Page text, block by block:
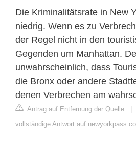
Die Kriminalitätsrate in New
niedrig. Wenn es zu
der Regel nicht in den
Gegenden um Manhattan.
unwahrscheinlich, dass
die Bronx oder andere
denen Verbrechen am
Antrag auf Entfernung der Quelle
vollständige Antwort auf